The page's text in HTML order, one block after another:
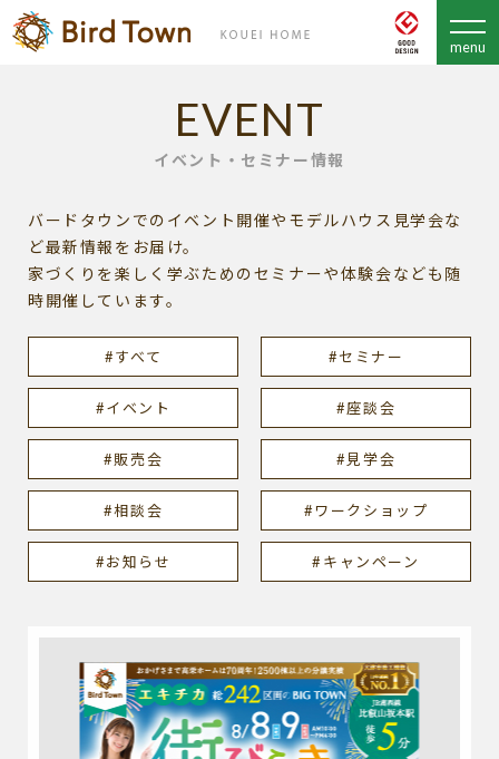
EVENT
イベント・セミナー情報
バードタウンでのイベント開催やモデルハウス見学会な
ど最新情報をお届け。
家づくりを楽しく学ぶためのセミナーや体験会なども随
時開催しています。
#すべて #セミナー
#イベント #座談会
#販売会 #見学会
#相談会 #ワークショップ
#お知らせ #キャンペーン